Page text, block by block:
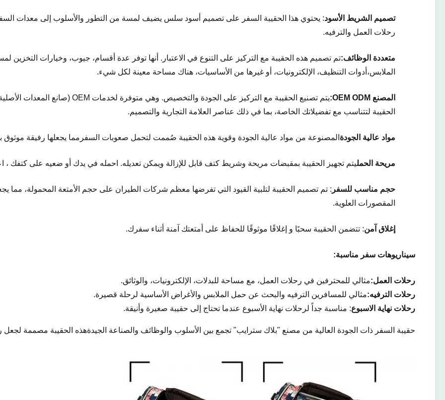
تصميم الشريط الأسود: يحتوي هذا الحقيبة السفر على تصميم أسود سلس يضيف لمسة من التطور والأسلوب إلى معدات
رحلات العمل والترفيه.
متعددة الوظائف:تم تصميم هذه الحقيبة مع التركيز على التنوع في الاعتبار. أنها توفر عدة أقسام، جيوب، وخيارات
الملابس،أدوات التنظيف، الإلكترونيات، أو غيرها من الأساسيات، هناك مساحة معينة لكل شيء.
المصنع OEM ODM:
الحقيبة لتتناسب مع تفضيلاتك الخاصة، بما في ذلك عناصر العلامة التجارية والتصميم.
مواد عالية الجودة المصنوعة من مواد عالية الجودة وقوية هذه الحقيبة صُممت لتحمل صعوبات السفرمما يجعلها رفيقة موثوق
مريحة الحمليتم تجهيز الحقيبة بمقبضات مريحة وشريط كتف قابل للإزالة ويمكن تعديله. احمله في يدك أو ضعيه على كتفك ،
حجم مناسب للسفر : تم تصميم الحقيبة لتلبية القيود التي تفرضها معظم شركات الطيران على حجم الأمتعة المحمولة، مما
المقصورات العلوية.
إغلاق آمن: تتضمن الحقيبة سحبًا و إغلاقًا موثوقًا للحفاظ على أمتعتك آمنة أثناء سفرك.
سيناريوهات سفر مناسبة:
رحلات العمل:مثالي للمحترفين في رحلات العمل، مع مساحة للبدلات، الإلكترونيات، والوثائق.
رحلات الترفيه:مثالي للمسافرين الترفيه والبحث عن حمل الملابس والأغراض الأساسية لرحلة قصيرة.
رحلات نهاية الاسبوع: مناسبة جداً لرحلات نهاية الأسبوع عندما تحتاج إلى حقيبة صغيرة وأنيقة.
حقيبة السفر ذات الجودة العالية من مصنع "بلاك سترايب" تجمع بين الأسلوب والوظائف والصناعة الجيدةهذه الحقيبة مصممة لجعل